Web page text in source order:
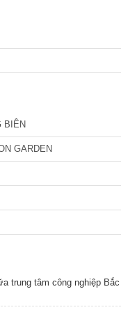
BIÊN
GARDEN
trung tâm công nghiệp Bắc